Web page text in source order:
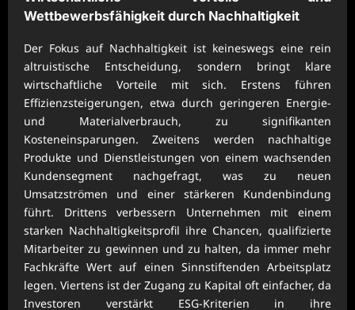
Wettbewerbsfähigkeit durch Nachhaltigkeit
Der Fokus auf Nachhaltigkeit ist keineswegs eine rein
altruistische Entscheidung, sondern bringt klare
wirtschaftliche Vorteile mit sich. Erstens führen
Effizienzsteigerungen, etwa durch geringeren Energie-
und Materialverbrauch, zu signifikanten
Kosteneinsparungen. Zweitens werden nachhaltige
Produkte und Dienstleistungen von einem wachsenden
Kundensegment nachgefragt, was zu neuen
Umsatzströmen und einer stärkeren Kundenbindung
führt. Drittens verbessern Unternehmen mit einem
starken Nachhaltigkeitsprofil ihre Chancen, qualifizierte
Mitarbeiter zu gewinnen und zu halten, da immer mehr
Fachkräfte Wert auf einen Sinnstiftenden Arbeitsplatz
legen. Viertens ist der Zugang zu Kapital oft einfacher, da
Investoren verstärkt ESG-Kriterien in ihre